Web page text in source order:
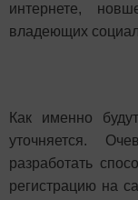
интернете,
владеющих
Как именно
уточняется.
разработать
регистрацию на